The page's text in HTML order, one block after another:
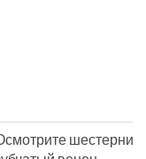
шестерни и